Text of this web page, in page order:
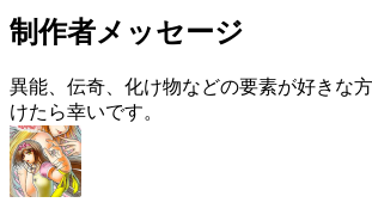
制作者メッセージ
異能、伝奇、化け物などの要素が好きな
けたら幸いです。